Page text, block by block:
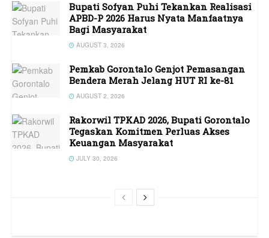
Bupati Sofyan Puhi Tekankan Realisasi
APBD-P 2026 Harus Nyata Manfaatnya
Bagi Masyarakat
AUGUST 3, 2026
Pemkab Gorontalo Genjot Pemasangan
Bendera Merah Jelang HUT RI ke-81
AUGUST 2, 2026
Rakorwil TPKAD 2026, Bupati Gorontalo
Tegaskan Komitmen Perluas Akses
Keuangan Masyarakat
JULY 30, 2026